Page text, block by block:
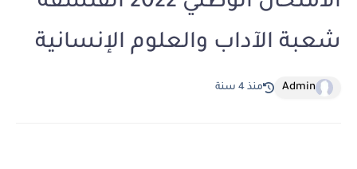
شعبة الآداب والعلوم الإنسانية
Admin منذ 4 سنة